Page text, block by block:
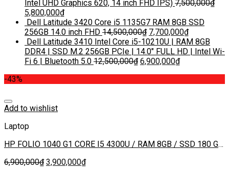
Intel UHD Graphics 620, 14 inch FHD IPS) 7,500,000₫
5,800,000₫
Dell Latitude 3420 Core i5 1135G7 RAM 8GB SSD
256GB 14.0 inch FHD 14,500,000₫ 7,700,000₫
Dell Latitude 3410 Intel Core i5-10210U | RAM 8GB
DDR4 | SSD M.2 256GB PCIe | 14.0″ FULL HD | Intel Wi-
Fi 6 | Bluetooth 5.0 12,500,000₫ 6,900,000₫
-43%
Add to wishlist
Laptop
HP FOLIO 1040 G1 CORE I5 4300U / RAM 8GB / SSD 180 GB
6,900,000₫ 3,900,000₫